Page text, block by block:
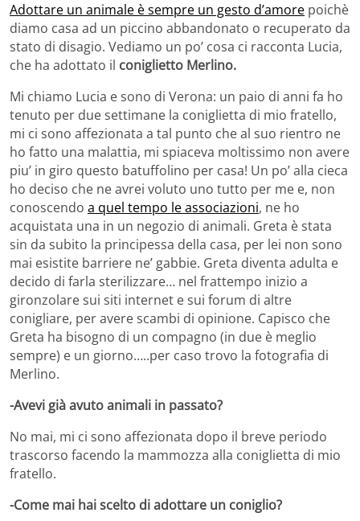
Adottare un animale è sempre un gesto d’amore poichè
diamo casa ad un piccino abbandonato o recuperato da
stato di disagio. Vediamo un po’ cosa ci racconta Lucia,
che ha adottato il coniglietto Merlino.
Mi chiamo Lucia e sono di Verona: un paio di anni fa ho
tenuto per due settimane la coniglietta di mio fratello,
mi ci sono affezionata a tal punto che al suo rientro ne
ho fatto una malattia, mi spiaceva moltissimo non avere
piu’ in giro questo batuffolino per casa! Un po’ alla cieca
ho deciso che ne avrei voluto uno tutto per me e, non
conoscendo a quel tempo le associazioni, ne ho
acquistata una in un negozio di animali. Greta è stata
sin da subito la principessa della casa, per lei non sono
mai esistite barriere ne’ gabbie. Greta diventa adulta e
decido di farla sterilizzare… nel frattempo inizio a
gironzolare sui siti internet e sui forum di altre
conigliare, per avere scambi di opinione. Capisco che
Greta ha bisogno di un compagno (in due è meglio
sempre) e un giorno…..per caso trovo la fotografia di
Merlino.
-Avevi già avuto animali in passato?
No mai, mi ci sono affezionata dopo il breve periodo
trascorso facendo la mammozza alla coniglietta di mio
fratello.
-Come mai hai scelto di adottare un coniglio?